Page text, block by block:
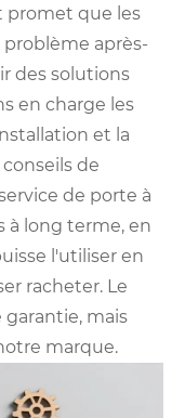
promet que les
après-
des solutions
en charge les
et la
de
de porte à
à long terme, en
l'utiliser en
racheter. Le
mais
marque.